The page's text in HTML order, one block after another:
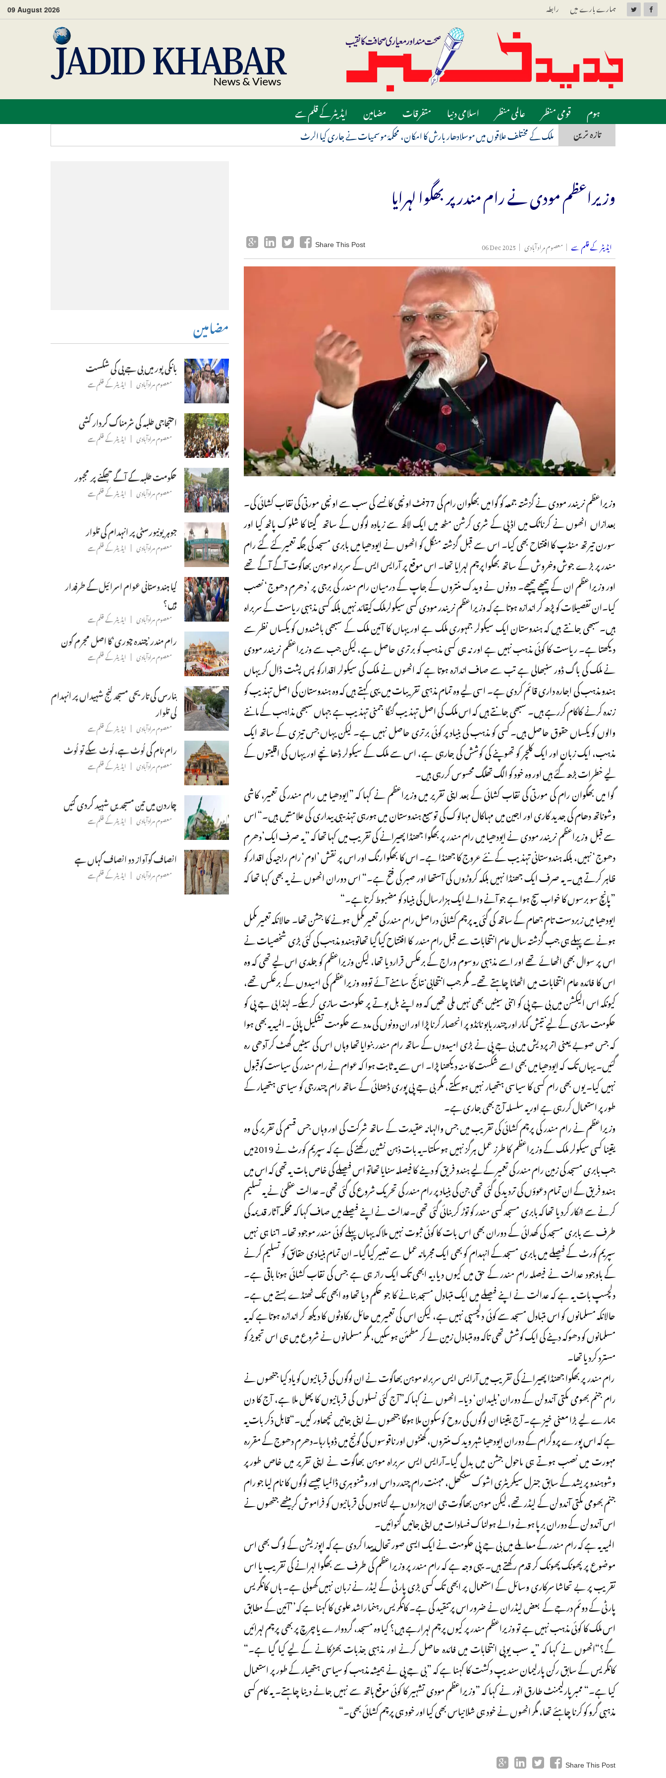
09 August 2026 ہمارے بارے میں رابطہ
ہوم ایڈیٹر کے قلم سے مضامین قومی منظر عالمی منظر اسلامی دنیا متفرقات
تازہ ترین دہلی ایمس کے ڈاکٹروں نے تاریخ رقم کی، 209 کلوگرام وزنی مریض کو دی نئی زندگی
ملک کے مختلف علاقوں میں موسلادھار بارش کا امکان، محکمۂ موسمیات نے جاری کیا الرٹ
وزیراعظم مودی نے رام مندر پر بھگوا لہرایا
Share This Post 06 Dec 2025 معصوم مرادآبادی ایڈیٹر کے قلم سے
وزیراعظم نریندر مودی نے گزشتہ جمعہ کو گوا میں بھگوان رام کی 77فٹ اونچی کانسے کی سب سے اونچی مورتی کی نقاب کشائی کی۔
بعدازاں انھوں نے کرناٹک میں اڈپی کے شری کرشن مٹھ میں ایک لاکھ سے زیادہ لوگوں کے ساتھ گیتا کا شلوک پاٹھ کیا اور
سورن تیرتھ منڈپ کا افتتاح بھی کیا۔ اس سے قبل گزشتہ منگل کو انھوں نے ایودھیا میں بابری مسجد کی جگہ تعمیر کئے گئے رام
مندرپر بڑے جوش وخروش کے ساتھ بھگوا پرچم لہرایا تھا۔ اس موقع پر آرایس ایس کے سربراہ موہن بھاگوت آگے آگے تھے
اور وزیراعظم ان کے پیچھے پیچھے۔ دونوں نے ویدک منتروں کے جاپ کے درمیان رام مندر کی برجی پر ’دھرم دھوج‘ نصب
کیا۔ان تفصیلات کو پڑھ کر اندازہ ہوتا ہے کہ وزیراعظم نریندر مودی کسی سیکولرملک کیقائد نہیں بلکہ کسی مذہبی ریاست کے سربراہ
ہیں۔سبھی جانتے ہیں کہ ہندوستان ایک سیکولر جمہوری ملک ہے اور یہاں کا آئین ملک کے سبھی باشندوں کو یکساں نظر سے
دیکھتا ہے۔ ریاست کا کوئی مذہب نہیں ہے اور نہ ہی کسی مذہب کو برتری حاصل ہے، لیکن جب سے وزیراعظم نریندر مودی
نے ملک کی باگ ڈور سنبھالی ہے تب سے صاف اندازہ ہوتا ہے کہ انھوں نے ملک کی سیکولر اقدارکو پس پشت ڈال کر یہاں
ہندو مذہب کی اجارہ داری قائم کردی ہے۔ اسی لیے وہ تمام مذہبی تقریبات میں یہی کہتے ہیں کہ وہ ہندوستان کی اصل تہذیب کو
زندہ کرنے کاکام کررہے ہیں۔ سبھی جانتے ہیں کہ اس ملک کی اصل تہذیب گنگا جمنی تہذیب ہے جہاں سبھی مذاہب کے ماننے
والوں کو یکساں حقوق حاصل ہیں۔ کسی کو مذہب کی بنیادپر کوئی برتری حاصل نہیں ہے۔ لیکن یہاں جس تیز ی کے ساتھ ایک
مذہب، ایک زبان اور ایک کلچر کو تھوپنے کی کوشش کی جارہی ہے، اس سے ملک کے سیکولر ڈھانچے اور یہاں کی اقلیتوں کے
لیے خطرات بڑھ گئے ہیں اور وہ خود کو الگ تھلگ محسوس کررہی ہیں۔
گوا میں بھگوان رام کی مورتی کی نقاب کشائی کے بعد اپنی تقریر میں وزیراعظم نے کہا کہ ”ایودھیا میں رام مندر کی تعمیر، کاشی
وشوناتھ دھام کی جدید کاری اور اجین میں مہاکال مہالوک کی توسیع ہندوستان میں ہورہی تہذیبی بیداری کی علامتیں ہیں۔“ اس
سے قبل وزیراعظم نریندر مودی نے ایودھیا میں رام مندر پر بھگوا جھنڈا پھیرانے کی تقریب میں کہا تھا کہ ”یہ صرف ایک’دھرم
دھوج‘ نہیں، بلکہ ہندوستانی تہذیب کے نئے عروج کا جھنڈا ہے۔ اس کا بھگوا رنگ اور اس پر نقش ’اوم‘ رام راجیہ کی اقدار کو
ظاہر کرتے ہیں۔ یہ صرف ایک جھنڈا نہیں بلکہ کروڑوں کی آستھا اور صبر کی فتح ہے۔“ اس دوران انھوں نے یہ بھی کہا تھا کہ
”پانچ سو برسوں کا خواب سچ ہوا ہے جو آنے والے ایک ہزارسال کی بنیاد کو مضبوط کرتا ہے۔“
ایودھیا میں زبردست تام جھام کے ساتھ کی گئی یہ پرچم کشائی دراصل رام مندر کی تعمیر مکمل ہونے کا جشن تھا۔ حالانکہ تعمیر مکمل
ہونے سے پہلے ہی جب گزشتہ سال عام انتخابات سے قبل رام مندر کا افتتاح کیا گیا تھاتوہندو مذہب کی کئی بڑی شخصیات نے
اس پر سوال بھی اٹھائے تھے اور اسے مذہبی روسوم وراج کے برعکس قراردیا تھا، لیکن وزیراعظم کو جلدی اس لیے تھی کہ وہ
اس کا فائدہ عام انتخابات میں اٹھانا چاہتے تھے۔ مگر جب انتخابی نتائج سامنے آئے تووہ وزیراعظم کی امیدوں کے برعکس تھے،
کیونکہ اس الیکشن میں بی جے پی کو اتنی سیٹیں بھی نہیں ملی تھیں کہ وہ اپنے بل بوتے پر حکومت سازی کرسکے۔ لہٰذا بی جے پی کو
حکومت سازی کے لیے نتیش کمار اور چندر بابو نائڈو پر انحصار کرنا پڑا اور ان دونوں کی مدد سے حکومت تشکیل پائی ۔ المیہ یہ بھی ہوا
کہ جس صوبے یعنی اترپردیش میں بی جے پی نے بڑی امیدوں کے ساتھ رام مندر بنوایا تھا وہاں اس کی سیٹیں گھٹ کر آدھی رہ
گئیں۔ یہاں تک کہ ایودھیا میں بھی اسے شکست کا منہ دیکھنا پڑا۔ اس سے یہ ثابت ہوا کہ عوام نے رام مندر کی سیاست کوقبول
نہیں کیا۔ یوں بھی رام کسی کا سیاسی ہتھیار نہیں ہوسکتے، مگر بی جے پی پوری ڈھٹائی کے ساتھ رام چندرجی کو سیاسی ہتھیار کے
طورپر استعمال کررہی ہے اور یہ سلسلہ آج بھی جاری ہے۔
وزیراعظم نے رام مندر کی پرچم کشائی کی تقریب میں جس والہانہ عقیدت کے ساتھ شرکت کی اور وہاں جس قسم کی تقریر کی وہ
یقینا کسی سیکولر ملک کے وزیراعظم کا طرز عمل ہرگز نہیں ہوسکتا۔یہ بات ذہن نشین رکھنے کی ہے کہ سپریم کورٹ نے 2019میں
جب بابری مسجد کی زمین رام مندر کی تعمیر کے لیے ہندو فریق کو دینے کا فیصلہ سنایا تھاتو اس فیصلے کی خاص بات یہ تھی کہ اس میں
ہندو فریق کے ان تمام دعوؤں کی تردید کی گئی تھی جن کی بنیادپر رام مندر کی تحریک شروع کی گئی تھی۔ عدالت عظمیٰ نے یہ تسلیم
کرنے سے انکار کردیا تھا کہ بابری مسجد کسی مندر کو توڑ کربنائی گئی تھی۔عدالت نے اپنے فیصلے میں صاف کہا کہ محکمہ آثار قدیمہ کی
طرف سے بابری مسجد کی کھدائی کے دوران بھی اس بات کا کوئی ثبوت نہیں ملاکہ یہاں پہلے کوئی مندر موجود تھا۔ اتنا ہی نہیں
سپریم کورٹ کے فیصلے میں بابری مسجد کے انہدام کو بھی ایک مجرمانہ عمل سے تعبیر کیا گیا۔ ان تمام بنیادی حقائق کو تسلیم کرنے
کے باوجود عدالت نے فیصلہ رام مندر کے حق میں کیوں دیا،یہ ابھی تک ایک راز ہی ہے جس کی نقاب کشائی ہونا باقی ہے۔
دلچسپ بات یہ ہے کہ عدالت نے اپنے فیصلے میں ایک متبادل مسجد بنانے کا جو حکم دیا تھا وہ ابھی تک ٹھنڈے بستے میں ہے۔
حالانکہ مسلمانوں کو اس متبادل مسجد سے کوئی دلچسپی نہیں ہے، لیکن اس کی تعمیر میں حائل رکاوٹوں کا دیکھ کر اندازہ ہوتا ہے کہ یہ
مسلمانوں کو دھوکہ دینے کی ایک کوشش تھی تاکہ وہ متبادل زمین لے کر مطمئن ہوسکیں، مگر مسلمانوں نے شروع میں ہی اس تجویز کو
مسترد کردیا تھا۔
رام مندر پر بھگوا جھنڈا پھیرانے کی تقریب میں آرایس ایس سربراہ موہن بھاگوت نے ان لوگوں کی قربانیوں کو یاد کیا جنھوں نے
رام جنم بھومی مکتی آندولن کے دوران’بلیدان‘ دیا۔ انھوں نے کہا کہ”آج کئی نسلوں کی قربانیوں کا پھل ملا ہے، آج کا دن
ہمارے لیے بڑا معنی خیز ہے۔ آج یقینا ان لوگوں کی روح کوسکون ملا ہوگا جنھوں نے اپنی جانیں نچھاور کیں۔“قابل ذکر بات یہ
ہے کہ اس پورے پروگرام کے دوران ایودھیا شہر ویدک منتروں، گھنٹوں اور ناقوسوں کی گونج میں ڈوبا رہا۔دھرم دھوج کے مقررہ
مہورت میں نصب ہوتے ہی ماحول جشن میں بدل گیا۔آرایس ایس سربراہ موہن بھاگوت نے اپنی تقریر میں خاص طورپر
وشوہندو پریشد کے سابق جنرل سیکریٹری اشوک سنگھل، مہنت رام چندر داس اور وشنو ہری ڈالمیا جیسے لوگوں کا نام لیا جو رام
جنم بھومی مکتی آندولن کے لیڈر تھے، لیکن موہن بھاگوت جی ان ہزاروں بے گناہوں کی قربانیوں کو فراموش کربیٹھے جنھوں نے
اس آندولن کے دوران برپا ہونے والے ہولناک فسادات میں اپنی جانیں گنوائیں۔
المیہ یہ ہے کہ رام مندر کے معاملے میں بی جے پی حکومت نے ایک ایسی صورتحال پیدا کردی ہے کہ اپوزیشن کے لوگ بھی اس
موضوع پر پھونک پھونک کر قدم رکھتے ہیں۔ یہی وجہ ہے کہ رام مندر پر وزیراعظم کی طرف سے بھگوا لہرانے کی تقریب یا اس
تقریب پر بے تحاشا سرکاری وسائل کے استعمال پر ابھی تک کسی بڑی پارٹی کے لیڈر نے زبان نہیں کھولی ہے۔ ہاں کانگریس
پارٹی کے دوئم درجے کے بعض لیڈران نے ضرور اس پر تنقید کی ہے۔ کانگریس رہنما راشد علوی کا کہنا ہے کہ’’آئین کے مطابق
اس ملک کا کوئی مذہب نہیں ہے تو وزیراعظم مندر پر کیوں پرچم لہرارہے ہیں؟ کیا وہ مسجد، گردوارے یا چرچ پر بھی پرچم لہرائیں
گے؟“انھوں نے کہا کہ ”یہ سب یوپی انتخابات میں فائدہ حاصل کرنے اور مذہبی جذبات بھڑکانے کے لیے کیا گیا ہے۔“
کانگریس کے سابق رکن پارلیمان سندیپ دکشت کا کہنا ہے کہ ”بی جے پی نے ہمیشہ مذہب کو سیاسی ہتھیار کے طورپر استعمال
کیا ہے۔“ ممبرپارلیمنٹ طارق انور نے کہا کہ ”وزیراعظم مودی تشہیر کا کوئی موقع ہاتھ سے نہیں جانے دینا چاہتے۔ یہ کام کسی
مذہبی گرو کو کرنا چاہئے تھا، مگر انھوں نے خود ہی شلانیاس بھی کیا اور خود ہی پرچم کشائی بھی۔“
Share This Post
مضامین
بانکی پور میں بی جے پی کی شکست
معصوم مرادآبادی ایڈیٹر کے قلم سے
احتجاجی طلبہ کی شرمناک کردار کشی
معصوم مرادآبادی ایڈیٹر کے قلم سے
حکومت طلبہ کے آگے جھکنے پر مجبور
معصوم مرادآبادی ایڈیٹر کے قلم سے
جوہر یونیورسٹی پر انہدام کی تلوار
معصوم مرادآبادی ایڈیٹر کے قلم سے
کیا ہندوستانی عوام اسرائیل کے طرفدار
ہیں؟
معصوم مرادآبادی ایڈیٹر کے قلم سے
رام مندر’چندہ چوری‘کا اصل مجرم کون
معصوم مرادآبادی ایڈیٹر کے قلم سے
بنارس کی تاریحی مسجد گنج شہیداں پر انہدام
کی تلوار
معصوم مرادآبادی ایڈیٹر کے قلم سے
رام نام کی لُوٹ ہے، لُوٹ سکے تو لُوٹ
معصوم مرادآبادی ایڈیٹر کے قلم سے
چاردن میں تین مسجدیں شہید کردی گئیں
معصوم مرادآبادی ایڈیٹر کے قلم سے
انصاف کوآواز دو انصاف کہاں ہے
معصوم مرادآبادی ایڈیٹر کے قلم سے